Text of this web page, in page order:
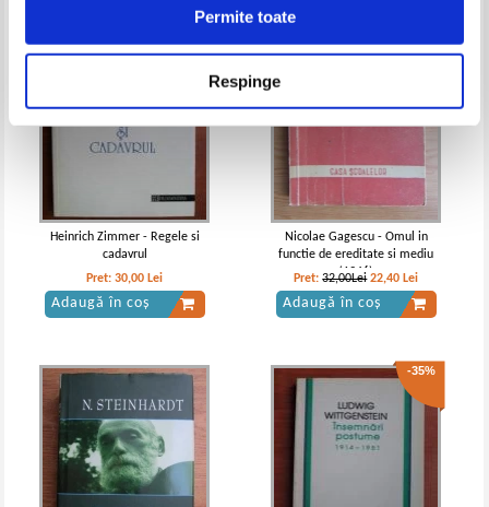
Permite toate
Respinge
Heinrich Zimmer - Regele si
cadavrul
Pret:30,00 Lei
Adaugă în coș
Nicolae Gagescu - Omul in
functie de ereditate si mediu
(1946)
Pret:32,00Lei 22,40 Lei
Adaugă în coș
-35%